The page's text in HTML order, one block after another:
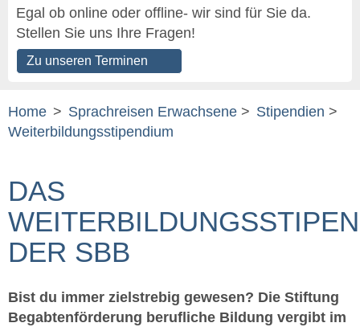
Egal ob online oder offline- wir sind für Sie da.
Stellen Sie uns Ihre Fragen!
Zu unseren Terminen
Home > Sprachreisen Erwachsene > Stipendien >
Weiterbildungsstipendium
DAS
DER SBB
Bist du immer zielstrebig gewesen? Die Stiftung
Begabtenförderung berufliche Bildung vergibt im